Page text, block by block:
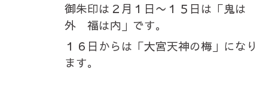
御朱印は２月１日〜１５日は「鬼は
外 福は内」です。
１６日からは「大宮天神の梅」になり
ます。